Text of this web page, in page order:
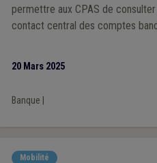
permettre aux CPAS de
contact central des comptes
20 Mars 2025
Banque
Mobilité